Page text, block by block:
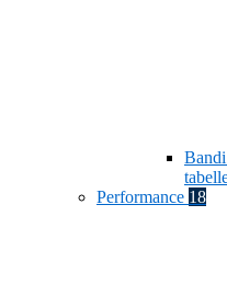
Performance 18